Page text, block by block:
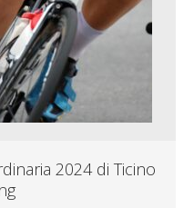
2024 di Ticino